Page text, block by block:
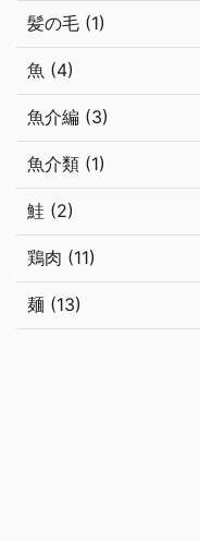
髪の毛 (1)
魚 (4)
魚介編 (3)
魚介類 (1)
鮭 (2)
鶏肉 (11)
麺 (13)